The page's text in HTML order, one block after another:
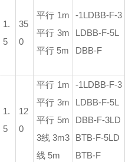
1.
5
35
0
平行 1m
平行 3m
平行 5m
-1LDBB-F-3
LDBB-F-5L
DBB-F
1.
5
12
0
平行 1m
平行 3m
平行 5m
3线 3m3
线 5m
-1LDBB-F-3
LDBB-F-5L
DBB-F-3LD
BTB-F-5LD
BTB-F